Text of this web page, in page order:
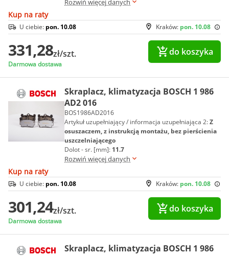
Rozwiń więcej danych
Kup na raty
Kraków: pon. 10.08
U ciebie: pon. 10.08
331,28zł/szt.
Darmowa dostawa
do koszyka
Skraplacz, klimatyzacja BOSCH 1 986
AD2 016
BOS1986AD2016
Artykuł uzupełniający / informacja uzupełniająca 2:Z
osuszaczem, z instrukcją montażu, bez pierścienia
uszczelniającego
Dolot - sr. [mm]: 11.7
Rozwiń więcej danych
Kup na raty
Kraków: pon. 10.08
U ciebie: pon. 10.08
301,24zł/szt.
Darmowa dostawa
do koszyka
Skraplacz, klimatyzacja BOSCH 1 986